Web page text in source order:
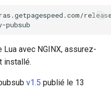
avec NGINX, assurez-
installé.
v1.5 publié le 13